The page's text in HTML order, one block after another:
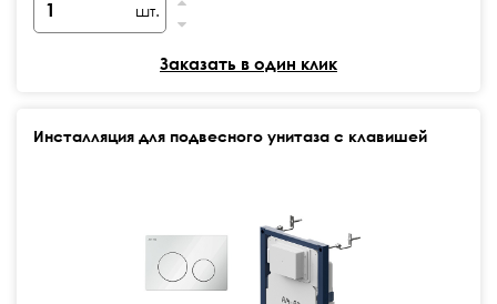
шт.
Заказать в один клик
Инсталляция для подвесного унитаза с клавишей